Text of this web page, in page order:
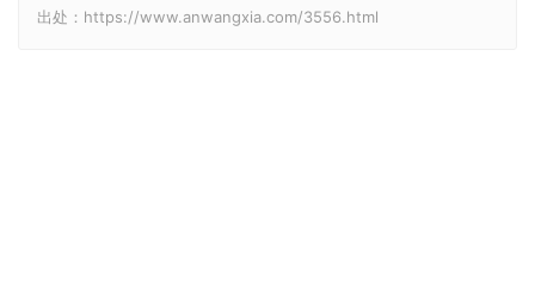
出处：https://www.anwangxia.com/3556.html